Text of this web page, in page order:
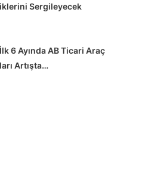
Sergileyecek
İlk 6 Ayında AB Ticari Araç
Artışta…